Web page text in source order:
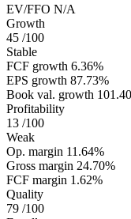
EV/FFO N/A
Growth
45 /100
Stable
FCF growth 6.36%
EPS growth 87.73%
Book val. growth
Profitability
13 /100
Weak
Op. margin 11.64%
Gross margin 24.70%
FCF margin 1.62%
Quality
79 /100